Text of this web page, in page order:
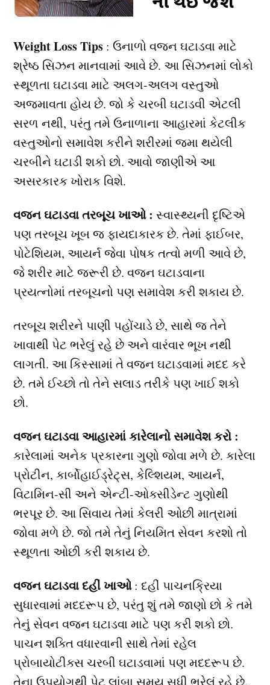
Weight Loss Tips : ઉનાળો વજન ઘટાડવા માટે
શ્રેષ્ઠ સિઝન માનવામાં આવે છે. આ સિઝનમાં લોકો
સ્થૂળતા ઘટાડવા માટે અલગ-અલગ વસ્તુઓ
અજમાવતા હોય છે. જો કે ચરબી ઘટાડવી એટલી
સરળ નથી, પરંતુ તમે ઉનાળાના આહારમાં કેટલીક
વસ્તુઓનો સમાવેશ કરીને શરીરમાં જમા થયેલી
ચરબીને ઘટાડી શકો છો. આવો જાણીએ આ
અસરકારક ખોરાક વિશે.
વજન ઘટાડવા તરબૂચ ખાઓ :સ્વાસ્થ્યની દૃષ્ટિએ
પણ તરબૂચ ખૂબ જ ફાયદાકારક છે. તેમાં ફાઈબર,
પોટેશિયમ, આયર્ન જેવા પોષક તત્વો મળી આવે છે,
જે શરીર માટે જરૂરી છે. વજન ઘટાડવાના
પ્રયત્નોમાં તરબૂચનો પણ સમાવેશ કરી શકાય છે.
તરબૂચ શરીરને પાણી પહોંચાડે છે, સાથે જ તેને
ખાવાથી પેટ ભરેલું રહે છે અને વારંવાર ભૂખ નથી
લાગતી. આ કિસ્સામાં તે વજન ઘટાડવામાં મદદ કરે
છે. તમે ઈચ્છો તો તેને સલાડ તરીકે પણ ખાઈ શકો
છો.
વજન ઘટાડવા આહારમાં કારેલાનો સમાવેશ કરો :
કારેલામાં અનેક પ્રકારના ગુણો જોવા મળે છે. કારેલા
પ્રોટીન, કાર્બોહાઈડ્રેટ્સ, કેલ્શિયમ, આયર્ન,
વિટામિન-સી અને એન્ટી-ઓક્સીડેન્ટ ગુણોથી
ભરપૂર છે. આ સિવાય તેમાં કેલરી ઓછી માત્રામાં
જોવા મળે છે. જો તમે તેનું નિયમિત સેવન કરશો તો
સ્થૂળતા ઓછી કરી શકાય છે.
વજન ઘટાડવા દહીં ખાઓ: દહીં પાચનક્રિયા
સુધારવામાં મદદરૂપ છે, પરંતુ શું તમે જાણો છો કે તમે
તેનું સેવન વજન ઘટાડવા માટે પણ કરી શકો છો.
પાચન શક્તિ વધારવાની સાથે તેમાં રહેલ
પ્રોબાયોટીક્સ ચરબી ઘટાડવામાં પણ મદદરૂપ છે.